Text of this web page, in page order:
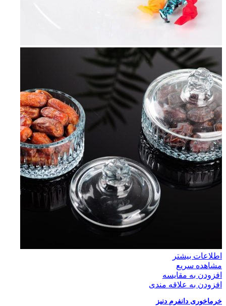
اطلاعات بیشتر
مشاهده سریع
افزودن به مقایسه
افزودن به علاقه مندی
خرماخوری دانفرم دنیز